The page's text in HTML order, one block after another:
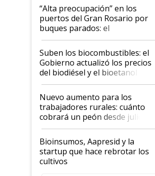
“Alta preocupación” en los
puertos del Gran Rosario por
buques parados: el
funcionamiento de las
exportadoras en tensión tras
la medida de fuerza de los
prácticos
Suben los biocombustibles: el
Gobierno actualizó los precios
del biodiésel y el bioetanol
Nuevo aumento para los
trabajadores rurales: cuánto
cobrará un peón desde julio
Bioinsumos, Aapresid y la
startup que hace rebrotar los
cultivos